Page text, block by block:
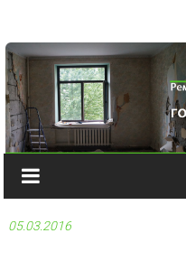
05.03.2016